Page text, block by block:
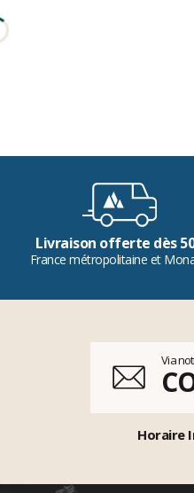
Livraison offerte dès
France métropolitaine et
Via
Horaire